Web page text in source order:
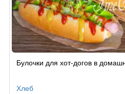
поБулочки для хот-догов в
Хлеб